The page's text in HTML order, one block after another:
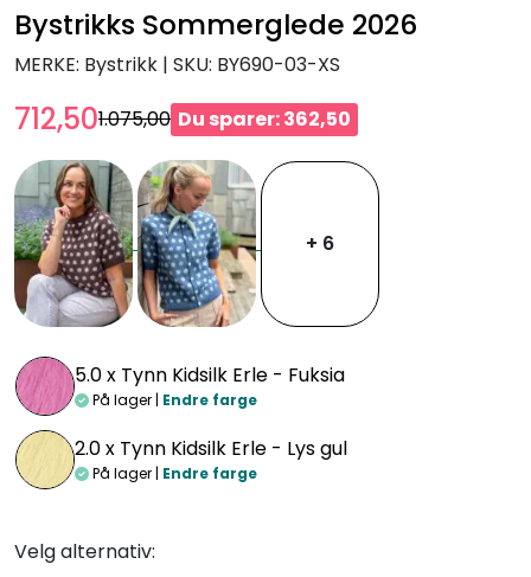
Bystrikks Sommerglede 2026
MERKE: Bystrikk | SKU: BY690-03-XS
712,501.075,00 Du sparer: 362,50
+ 6
5.0 x Tynn Kidsilk Erle - Fuksia
På lager | Endre farge
2.0 x Tynn Kidsilk Erle - Lys gul
På lager | Endre farge
Velg alternativ: